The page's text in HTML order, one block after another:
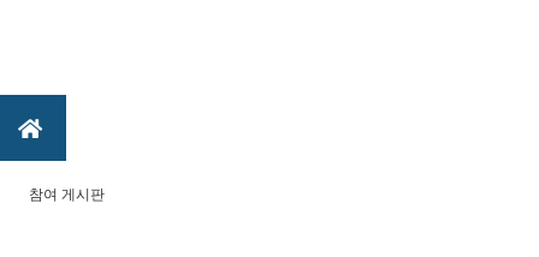
참여 게시판